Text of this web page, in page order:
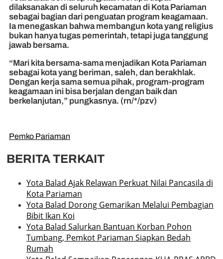
dilaksanakan di seluruh kecamatan di Kota Pariaman
sebagai bagian dari penguatan program keagamaan.
Ia menegaskan bahwa membangun kota yang religius
bukan hanya tugas pemerintah, tetapi juga tanggung
jawab bersama.
“Mari kita bersama-sama menjadikan Kota Pariaman
sebagai kota yang beriman, saleh, dan berakhlak.
Dengan kerja sama semua pihak, program-program
keagamaan ini bisa berjalan dengan baik dan
berkelanjutan,” pungkasnya. (rn/*/pzv)
Pemko Pariaman
BERITA TERKAIT
Yota Balad Ajak Relawan Perkuat Nilai Pancasila di
Kota Pariaman
Yota Balad Dorong Gemarikan Melalui Pembagian
Bibit Ikan Koi
Yota Balad Salurkan Bantuan Korban Pohon
Tumbang, Pemkot Pariaman Siapkan Bedah
Rumah